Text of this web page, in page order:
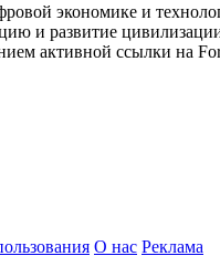
экономике и
и развитие
активной ссылки на
О нас Реклама